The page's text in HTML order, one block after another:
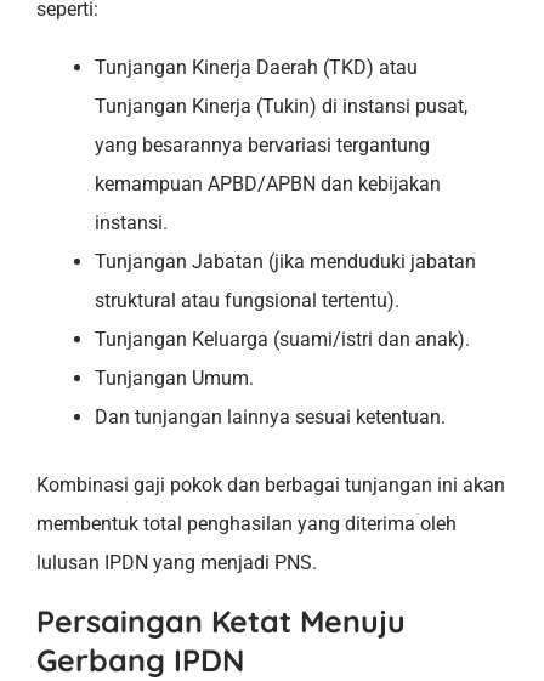
seperti:
Tunjangan Kinerja Daerah (TKD) atau
Tunjangan Kinerja (Tukin) di instansi pusat,
yang besarannya bervariasi tergantung
kemampuan APBD/APBN dan kebijakan
instansi.
Tunjangan Jabatan (jika menduduki jabatan
struktural atau fungsional tertentu).
Tunjangan Keluarga (suami/istri dan anak).
Tunjangan Umum.
Dan tunjangan lainnya sesuai ketentuan.
Kombinasi gaji pokok dan berbagai tunjangan ini akan
membentuk total penghasilan yang diterima oleh
lulusan IPDN yang menjadi PNS.
Persaingan Ketat Menuju
Gerbang IPDN